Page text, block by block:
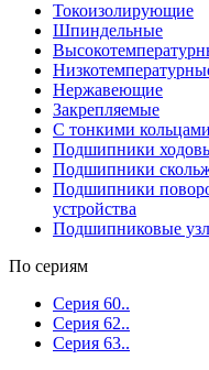
Токоизолирующие
Шпиндельные
Нержавеющие
Закрепляемые
С тонкими кольцами
Подшипники
Подшипники
Подшипники
устройства
Подшипниковые
По сериям
Серия 60..
Серия 62..
Серия 63..